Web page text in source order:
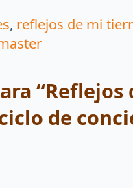
, reflejos de mi
“Reflejos
de